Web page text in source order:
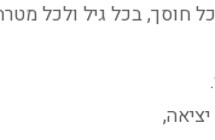
בכל גיל ולכל